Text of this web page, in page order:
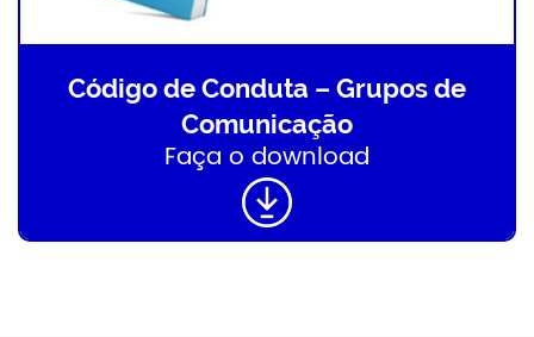
Código de Conduta – Grupos de
Comunicação
Faça o download